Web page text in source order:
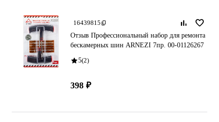
16439815
Отзыв Профессиональный набор для ремонта
бескамерных шин ARNEZI 7пр. 00-01126267
5(2)
398 ₽